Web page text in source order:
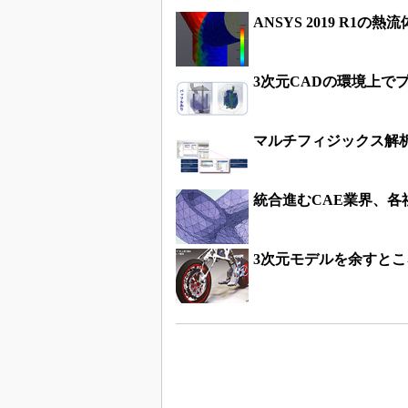
ANSYS 2019 R1の熱
3次元CADの環境上で
マルチフィジックス解
統合進むCAE業界、各
3次元モデルを余すと